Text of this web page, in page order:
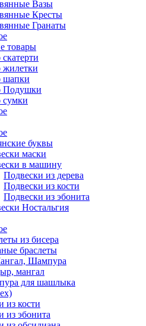
Вазы
Кресты
Гранаты
товары
жилетки
шапки
Подушки
сумки
буквы
маски
в машину
Подвески из дерева
Подвески из кости
Подвески из эбонита
Ностальгия
из бисера
браслеты
Шампура
мангал
для шашлыка
из кости
из эбонита